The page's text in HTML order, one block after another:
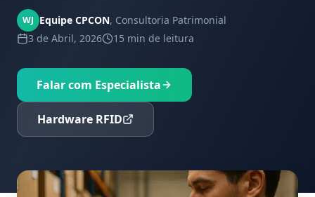
WJ Equipe CPCON, Consultoria Patrimonial
3 de Abril, 2026
15 min de leitura
Falar com Especialista
Hardware RFID